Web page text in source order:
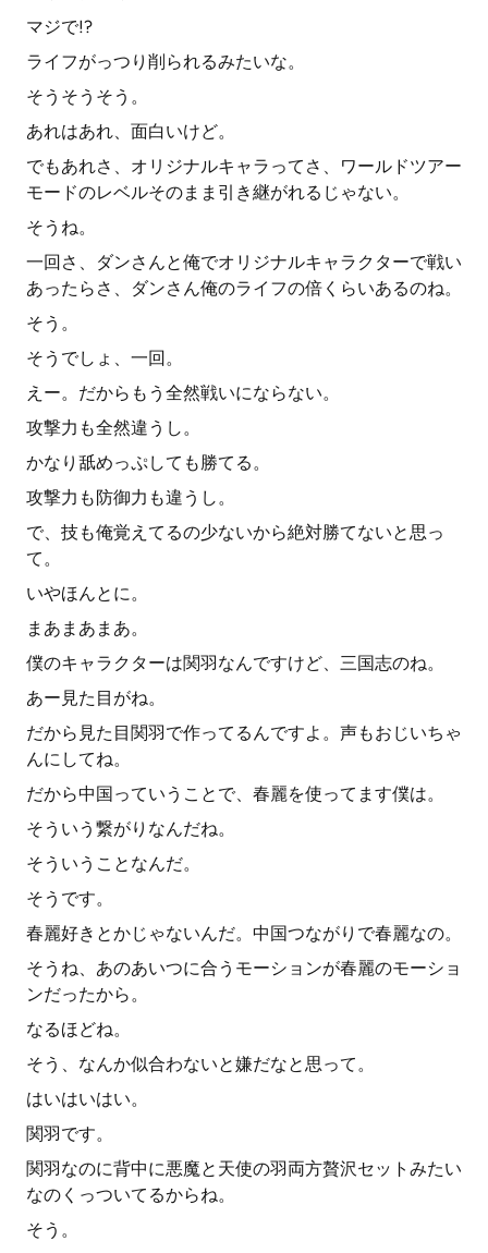
マジで!?
ライフがっつり削られるみたいな。
そうそうそう。
あれはあれ、面白いけど。
でもあれさ、オリジナルキャラってさ、ワールドツアー
モードのレベルそのまま引き継がれるじゃない。
そうね。
一回さ、ダンさんと俺でオリジナルキャラクターで戦い
あったらさ、ダンさん俺のライフの倍くらいあるのね。
そう。
そうでしょ、一回。
えー。だからもう全然戦いにならない。
攻撃力も全然違うし。
かなり舐めっぷしても勝てる。
攻撃力も防御力も違うし。
で、技も俺覚えてるの少ないから絶対勝てないと思っ
て。
いやほんとに。
まあまあまあ。
僕のキャラクターは関羽なんですけど、三国志のね。
あー見た目がね。
だから見た目関羽で作ってるんですよ。声もおじいちゃ
んにしてね。
だから中国っていうことで、春麗を使ってます僕は。
そういう繋がりなんだね。
そういうことなんだ。
そうです。
春麗好きとかじゃないんだ。中国つながりで春麗なの。
そうね、あのあいつに合うモーションが春麗のモーショ
ンだったから。
なるほどね。
そう、なんか似合わないと嫌だなと思って。
はいはいはい。
関羽です。
関羽なのに背中に悪魔と天使の羽両方贅沢セットみたい
なのくっついてるからね。
そう。